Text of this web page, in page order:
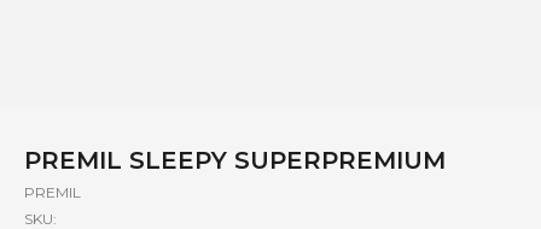
PREMIL SLEEPY SUPERPREMIUM
PREMIL
SKU: